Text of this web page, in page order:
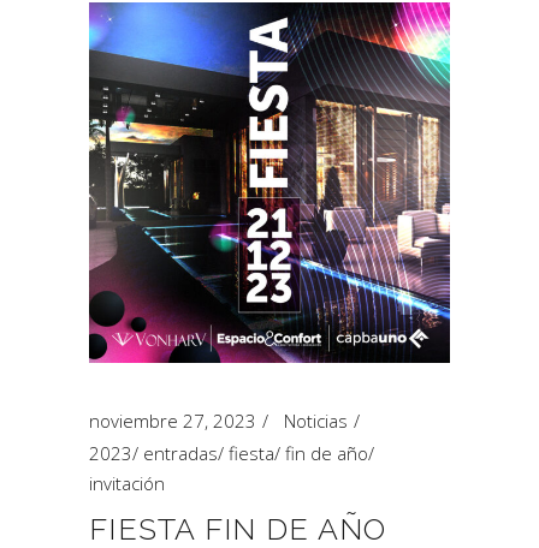
noviembre 27, 2023
Noticias
2023/ entradas/ fiesta/ fin de año/
invitación
FIESTA FIN DE AÑO